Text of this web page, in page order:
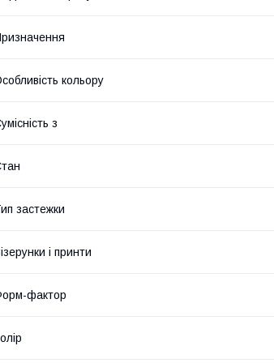
кольору
з
застежки
і принти
фактор